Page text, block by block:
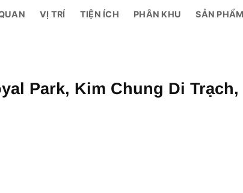
VỊ TRÍ TIỆN ÍCH PHÂN KHU SẢN
Park, Kim Chung Di Trạch,